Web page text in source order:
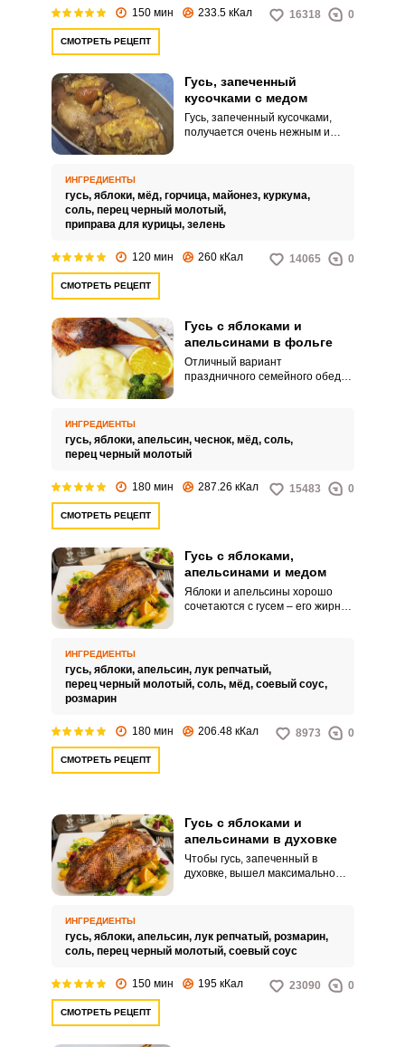
150 мин 233.5 кКал 16318 0
СМОТРЕТЬ РЕЦЕПТ
Гусь, запеченный
кусочками с медом
Гусь, запеченный кусочками,
получается очень нежным и
ИНГРЕДИЕНТЫ
гусь, яблоки, мёд, горчица, майонез, куркума,
соль, перец черный молотый,
приправа для курицы, зелень
120 мин 260 кКал 14065 0
СМОТРЕТЬ РЕЦЕПТ
Гусь с яблоками и
апельсинами в фольге
Отличный вариант
праздничного семейного обеда.
привлекательно контрастирует
с кружками апельсина.
ИНГРЕДИЕНТЫ
гусь, яблоки, апельсин, чеснок, мёд, соль,
перец черный молотый
180 мин 287.26 кКал 15483 0
СМОТРЕТЬ РЕЦЕПТ
Гусь с яблоками,
апельсинами и медом
Яблоки и апельсины хорошо
сочетаются с гусем – его жирное
вкусу. А чтобы кожица птицы
была хрустящей и золотистой,
замаринуем ее в медовом соусе
ИНГРЕДИЕНТЫ
гусь, яблоки, апельсин, лук репчатый,
перец черный молотый, соль, мёд, соевый соус,
розмарин
180 мин 206.48 кКал 8973 0
СМОТРЕТЬ РЕЦЕПТ
Гусь с яблоками и
апельсинами в духовке
Чтобы гусь, запеченный в
духовке, вышел максимально
апельсинами.
ИНГРЕДИЕНТЫ
гусь, яблоки, апельсин, лук репчатый, розмарин,
соль, перец черный молотый, соевый соус
150 мин 195 кКал 23090 0
СМОТРЕТЬ РЕЦЕПТ